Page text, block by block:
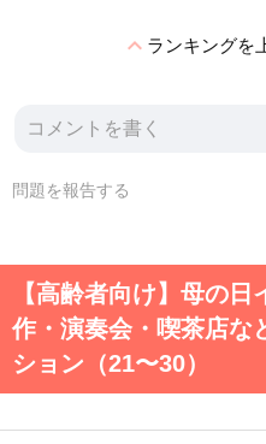
expand_lessランキングを
問題を報告する
【高齢者向け】母の
作・演奏会・喫茶店な
ション（21〜30）